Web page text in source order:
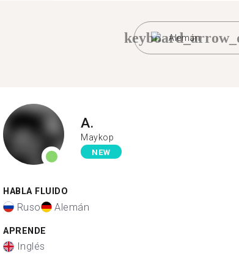
Alemán
A.
Maykop
NEW
HABLA FLUIDO
Ruso Alemán
APRENDE
Inglés